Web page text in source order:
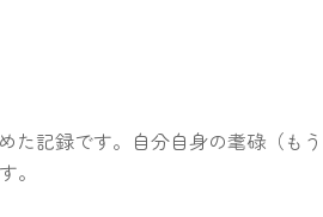
た記録です。自分自身の耄碌（も
。